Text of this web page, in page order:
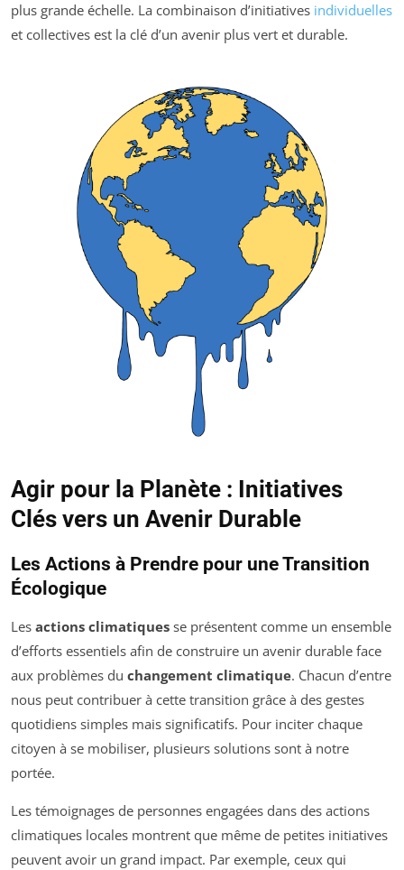
plus grande échelle. La combinaison d’initiatives individuelles
et collectives est la clé d’un avenir plus vert et durable.
Agir pour la Planète : Initiatives
Clés vers un Avenir Durable
Les Actions à Prendre pour une Transition
Écologique
Les actions climatiques se présentent comme un ensemble
d’efforts essentiels afin de construire un avenir durable face
aux problèmes du changement climatique. Chacun d’entre
nous peut contribuer à cette transition grâce à des gestes
quotidiens simples mais significatifs. Pour inciter chaque
citoyen à se mobiliser, plusieurs solutions sont à notre
portée.
Les témoignages de personnes engagées dans des actions
climatiques locales montrent que même de petites initiatives
peuvent avoir un grand impact. Par exemple, ceux qui